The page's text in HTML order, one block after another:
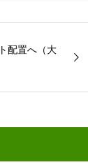
配置へ（大